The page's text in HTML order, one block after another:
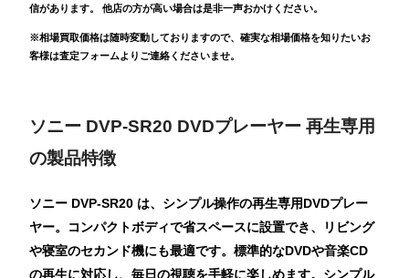
信があります。 他店の方が高い場合は是非一声おかけください。
※相場買取価格は随時変動しておりますので、確実な相場価格を知りたいお
客様は査定フォームよりご連絡くださいませ。
ソニー DVP-SR20 DVDプレーヤー 再生専用
の製品特徴
ソニー DVP-SR20 は、シンプル操作の再生専用DVDプレー
ヤー。コンパクトボディで省スペースに設置でき、リビング
や寝室のセカンド機にも最適です。標準的なDVDや音楽CD
の再生に対応し、毎日の視聴を手軽に楽しめます。シンプル